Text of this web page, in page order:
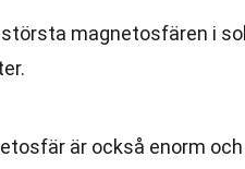
magnetosfären i
är också enorm